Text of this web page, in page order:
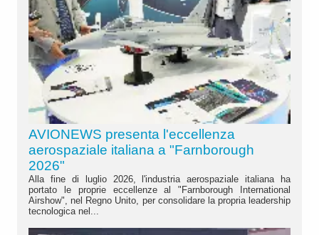
AVIONEWS presenta l'eccellenza
aerospaziale italiana a "Farnborough
2026"
Alla fine di luglio 2026, l'industria aerospaziale italiana ha
portato le proprie eccellenze al "Farnborough International
Airshow", nel Regno Unito, per consolidare la propria leadership
tecnologica nel...